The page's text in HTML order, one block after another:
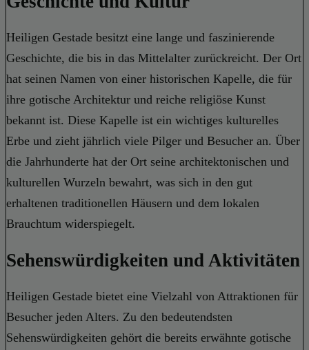
Heiligen Gestade besitzt eine lange und faszinierende
Geschichte, die bis in das Mittelalter zurückreicht. Der Ort
hat seinen Namen von einer historischen Kapelle, die für
ihre gotische Architektur und reiche religiöse Kunst
bekannt ist. Diese Kapelle ist ein wichtiges kulturelles
Erbe und zieht jährlich viele Pilger und Besucher an. Über
die Jahrhunderte hat der Ort seine architektonischen und
kulturellen Wurzeln bewahrt, was sich in den gut
erhaltenen traditionellen Häusern und dem lokalen
Brauchtum widerspiegelt.
Sehenswürdigkeiten und Aktivitäten
Heiligen Gestade bietet eine Vielzahl von Attraktionen für
Besucher jeden Alters. Zu den bedeutendsten
Sehenswürdigkeiten gehört die bereits erwähnte gotische